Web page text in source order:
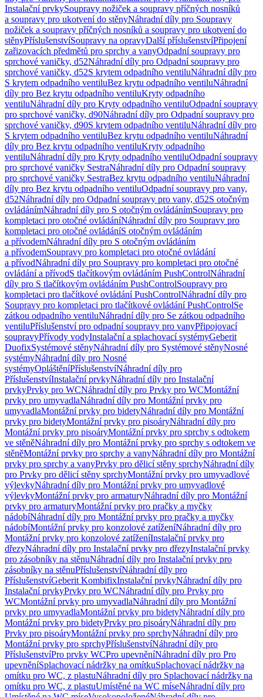
Instalační prvkySoupravy nožiček a soupravy příčných nosníků
a soupravy pro ukotvení do stěnyNáhradní díly pro Soupravy
nožiček a soupravy příčných nosníků a soupravy pro ukotvení do
stěnyPříslušenstvíSoupravy na opravyDalší příslušenstvíPřipojení
zařizovacích předmětů pro sprchy a vanyOdpadní soupravy pro
sprchové vaničky, d52Náhradní díly pro Odpadní soupravy pro
sprchové vaničky, d52S krytem odpadního ventiluNáhradní díly pro
S krytem odpadního ventiluBez krytu odpadního ventiluNáhradní
díly pro Bez krytu odpadního ventiluKryty odpadního
ventiluNáhradní díly pro Kryty odpadního ventiluOdpadní soupravy
pro sprchové vaničky, d90Náhradní díly pro Odpadní soupravy pro
sprchové vaničky, d90S krytem odpadního ventiluNáhradní díly pro
S krytem odpadního ventiluBez krytu odpadního ventiluNáhradní
díly pro Bez krytu odpadního ventiluKryty odpadního
ventiluNáhradní díly pro Kryty odpadního ventiluOdpadní soupravy
pro sprchové vaničky SestraNáhradní díly pro Odpadní soupravy
pro sprchové vaničky SestraBez krytu odpadního ventiluNáhradní
díly pro Bez krytu odpadního ventiluOdpadní soupravy pro vany,
d52Náhradní díly pro Odpadní soupravy pro vany, d52S otočným
ovládánímNáhradní díly pro S otočným ovládánímSoupravy pro
kompletaci pro otočné ovládáníNáhradní díly pro Soupravy pro
kompletaci pro otočné ovládáníS otočným ovládáním
a přívodemNáhradní díly pro S otočným ovládáním
a přívodemSoupravy pro kompletaci pro otočné ovládání
a přívodNáhradní díly pro Soupravy pro kompletaci pro otočné
ovládání a přívodS tlačítkovým ovládáním PushControlNáhradní
díly pro S tlačítkovým ovládáním PushControlSoupravy pro
kompletaci pro tlačítkové ovládání PushControlNáhradní díly pro
Soupravy pro kompletaci pro tlačítkové ovládání PushControlSe
zátkou odpadního ventiluNáhradní díly pro Se zátkou odpadního
ventiluPříslušenství pro odpadní soupravy pro vanyPřipojovací
soupravyPřívody vodyInstalační a splachovací systémyGeberit
DuofixSystémové stěnyNáhradní díly pro Systémové stěnyNosné
systémyNáhradní díly pro Nosné
systémyOpláštěníPříslušenstvíNáhradní díly pro
PříslušenstvíInstalační prvkyNáhradní díly pro Instalační
prvkyPrvky pro WCNáhradní díly pro Prvky pro WCMontážní
prvky pro umyvadlaNáhradní díly pro Montážní prvky pro
umyvadlaMontážní prvky pro bidetyNáhradní díly pro Montážní
prvky pro bidetyMontážní prvky pro pisoáryNáhradní díly pro
Montážní prvky pro pisoáryMontážní prvky pro sprchy s odtokem
ve stěněNáhradní díly pro Montážní prvky pro sprchy s odtokem ve
stěněMontážní prvky pro sprchy a vanyNáhradní díly pro Montážní
prvky pro sprchy a vanyPrvky pro dělicí stěny sprchyNáhradní díly
pro Prvky pro dělicí stěny sprchyMontážní prvky pro umyvadlové
výlevkyNáhradní díly pro Montážní prvky pro umyvadlové
výlevkyMontážní prvky pro armaturyNáhradní díly pro Montážní
prvky pro armaturyMontážní prvky pro pračky a myčky
nádobíNáhradní díly pro Montážní prvky pro pračky a myčky
nádobíMontážní prvky pro konzolové zatíženíNáhradní díly pro
Montážní prvky pro konzolové zatíženíInstalační prvky pro
dřezyNáhradní díly pro Instalační prvky pro dřezyInstalační prvky
pro zásobníky na stěnuNáhradní díly pro Instalační prvky pro
zásobníky na stěnuPříslušenstvíNáhradní díly pro
PříslušenstvíGeberit KombifixInstalační prvkyNáhradní díly pro
Instalační prvkyPrvky pro WCNáhradní díly pro Prvky pro
WCMontážní prvky pro umyvadlaNáhradní díly pro Montážní
prvky pro umyvadlaMontážní prvky pro bidetyNáhradní díly pro
Montážní prvky pro bidetyPrvky pro pisoáryNáhradní díly pro
Prvky pro pisoáryMontážní prvky pro sprchyNáhradní díly pro
Montážní prvky pro sprchyPříslušenstvíNáhradní díly pro
PříslušenstvíPro prvky WCPro upevněníNáhradní díly pro Pro
upevněníSplachovací nádržky na omítkuSplachovací nádržky na
omítku pro WC, z plastuNáhradní díly pro Splachovací nádržky na
omítku pro WC, z plastuUmístěné na WC míseNáhradní díly pro